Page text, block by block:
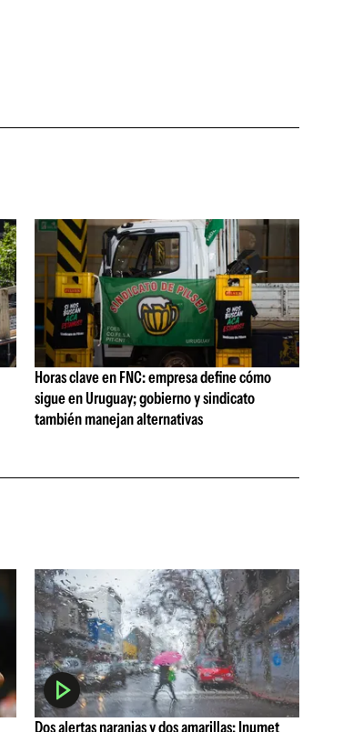
Horas clave en FNC: empresa define cómo
sigue en Uruguay; gobierno y sindicato
también manejan alternativas
Dos alertas naranjas y dos amarillas: Inumet